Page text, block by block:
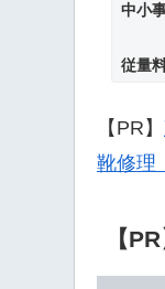
中小
従量
【PR】
靴修
【PR